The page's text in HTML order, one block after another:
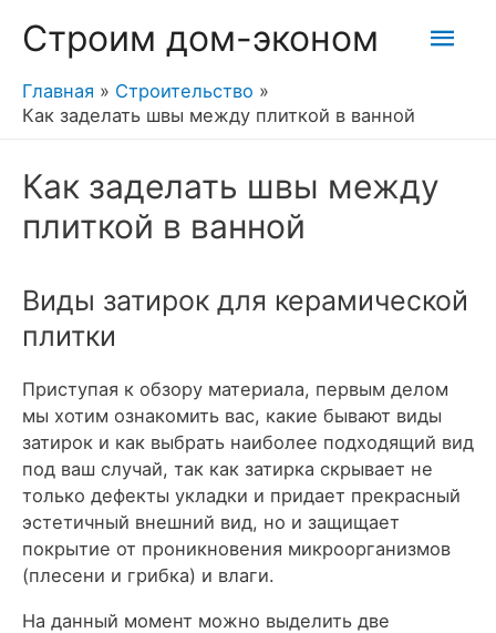
Строим дом-эконом
Главная
Строительство
Как заделать швы между плиткой в ванной
Как заделать швы между
плиткой в ванной
Виды затирок для керамической
плитки
Приступая к обзору материала, первым делом
мы хотим ознакомить вас, какие бывают виды
затирок и как выбрать наиболее подходящий вид
под ваш случай, так как затирка скрывает не
только дефекты укладки и придает прекрасный
эстетичный внешний вид, но и защищает
покрытие от проникновения микроорганизмов
(плесени и грибка) и влаги.
На данный момент можно выделить две